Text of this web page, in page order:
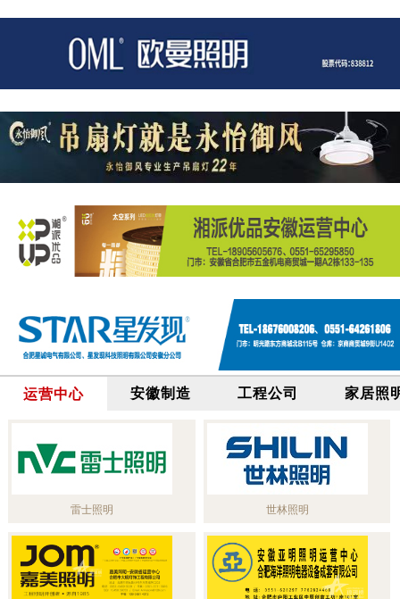
运营中心 安徽制造 工程公司 家居照
雷士照明 世林照明